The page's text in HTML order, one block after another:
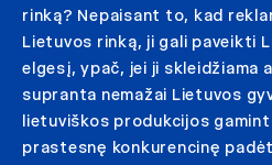
rinką? Nepaisant to, kad
Lietuvos rinką, ji gali paveikti
elgesį, ypač, jei ji skleidžiama
supranta nemažai Lietuvos
lietuviškos produkcijos
prastesnę konkurencinę